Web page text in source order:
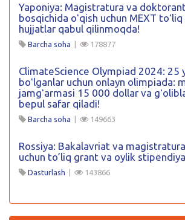
Yaponiya: Magistratura va
bosqichida oʻqish uchun MEXT
hujjatlar qabul qilinmoqda!
Barcha soha | 178877
ClimateScience Olympiad 2024: 25
boʻlganlar uchun onlayn olimpiada:
jamgʻarmasi 15 000 dollar va
bepul safar qiladi!
Barcha soha | 149663
Rossiya: Bakalavriat va
uchun to’liq grant va oylik
Dasturlash | 143866